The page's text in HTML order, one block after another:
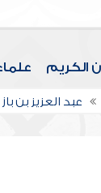
الكريم
عبد العزيز بن باز